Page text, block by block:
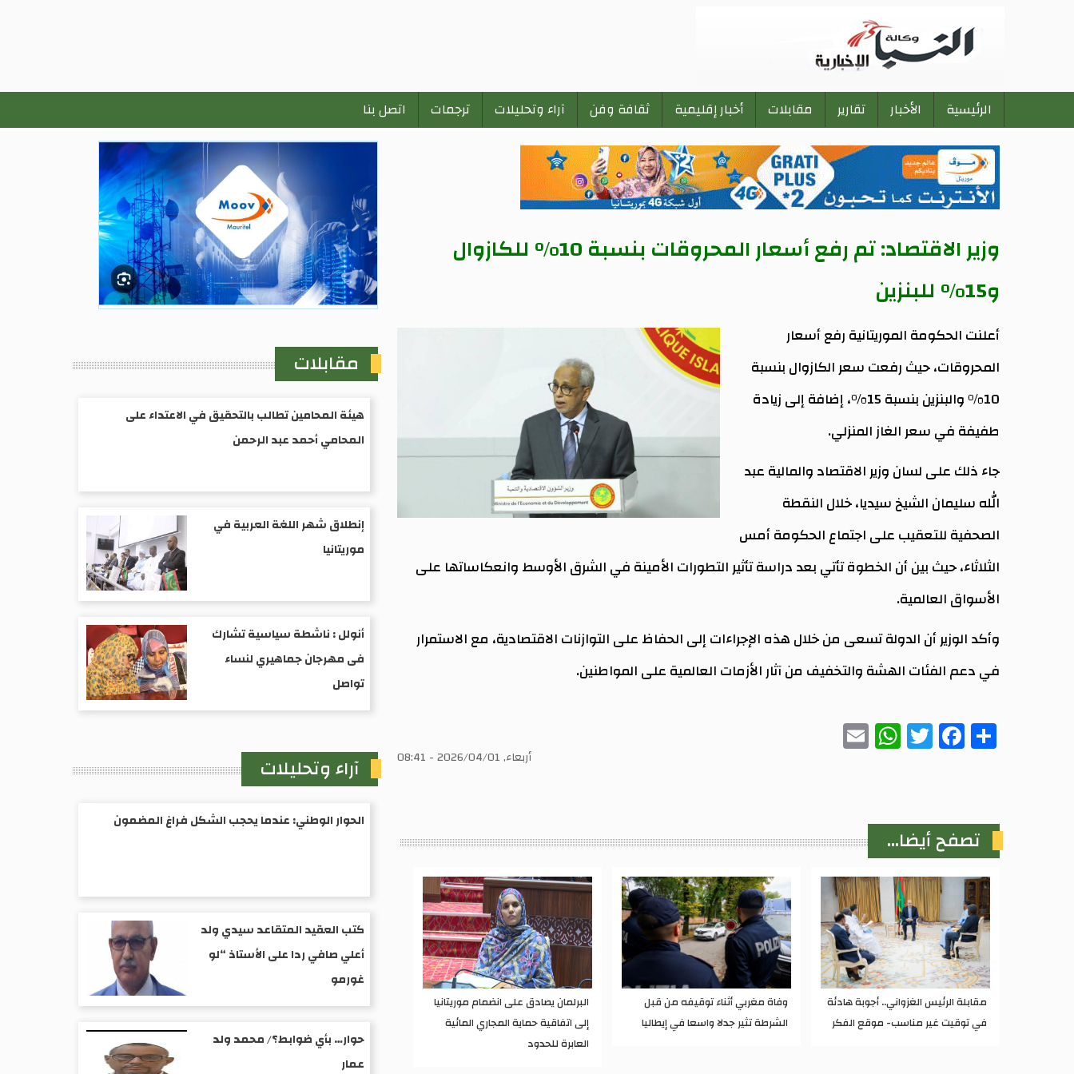
Main
navigation
الرئيسية الأخبار تقارير مقابلات أخبار إقليمية ثقافة وفن آراء وتحليلات ترجمات اتصل بنا
وزير الاقتصاد: تم رفع أسعار المحروقات بنسبة 10% للكازوال
و15% للبنزين
أعلنت الحكومة الموريتانية رفع أسعار
المحروقات، حيث رفعت سعر الكازوال بنسبة
10% والبنزين بنسبة 15%، إضافة إلى زيادة
طفيفة في سعر الغاز المنزلي.
جاء ذلك على لسان وزير الاقتصاد والمالية عبد
الله سليمان الشيخ سيديا، خلال النقطة
الصحفية للتعقيب على اجتماع الحكومة أمس
الثلاثاء، حيث بين أن الخطوة تأتي بعد دراسة تأثير التطورات الأمينة في الشرق الأوسط وانعكاساتها على
الأسواق العالمية.
وأكد الوزير أن الدولة تسعى من خلال هذه الإجراءات إلى الحفاظ على التوازنات الاقتصادية، مع الاستمرار
في دعم الفئات الهشة والتخفيف من آثار الأزمات العالمية على المواطنين.
Share
Facebook
Twitter
WhatsApp أربعاء, 2026/04/01 - 08:41
تصفح أيضا...
مقابلة الرئيس الغزواني.. أجوبة هادئة
في توقيت غير مناسب- موقع الفكر
وفاة مغربي أثناء توقيفه من قبل
الشرطة تثير جدلا واسعا في إيطاليا
البرلمان يصادق على انضمام موريتانيا
إلى اتفاقية حماية المجاري المائية
العابرة للحدود
مقابلات
هيئة المحامين تطالب بالتحقيق في الاعتداء على
المحامي أحمد عبد الرحمن
إنطلاق شهر اللغة العربية في
موريتانيا
أنولل : ناشطة سياسية تشارك
فى مهرجان جماهيري لنساء
تواصل
آراء وتحليلات
الحوار الوطني: عندما يحجب الشكل فراغ المضمون
كتب العقيد المتقاعد سيدي ولد
أعلي صافي ردا على الأستاذ “لو
غورمو
حوار… بأي ضوابط؟/ محمد ولد
عمار